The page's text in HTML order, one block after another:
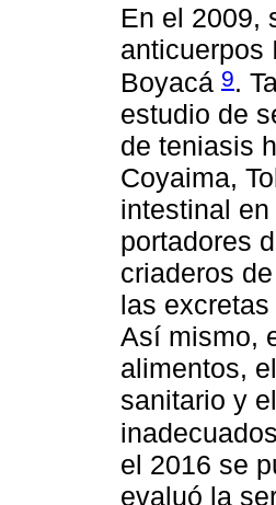
En el 2009,
anticuerpos
Boyacá 9.
estudio de
de teniasis
Coyaima,
intestinal
portadores
criaderos
las
Así mismo,
alimentos,
sanitario y
el 2016 se
evaluó la